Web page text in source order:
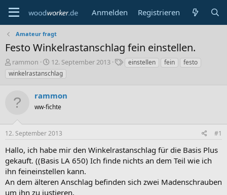
Anmelden Registrieren
Amateur fragt
Festo Winkelrastanschlag fein einstellen.
E
r
s
e
e
r
rammon
E
r
s
e
l
t
a
12. September 2013
S
o
e
einstellen fein
festo
winkelrastanschlag
rammon
ww-fichte
12. September 2013 #1
Hallo, ich habe mir den Winkelrastanschlag für die Basis Plus
gekauft. ((Basis LA 650) Ich finde nichts an dem Teil wie ich
ihn feineinstellen kann.
An dem älteren Anschlag befinden sich zwei Madenschrauben
um ihn zu justieren.